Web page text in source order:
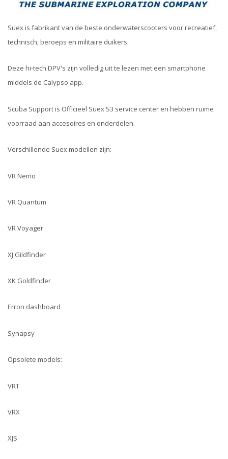
Suex is fabrikant van de beste onderwaterscooters voor recreatief,
technisch, beroeps en militaire duikers.
Deze hi-tech DPV's zijn volledig uit te lezen met een smartphone
middels de Calypso app.
Scuba Support is Officieel Suex S3 service center en hebben ruime
voorraad aan accesoires en onderdelen.
Verschillende Suex modellen zijn:
VR Nemo
VR Quantum
VR Voyager
XJ Gildfinder
XK Goldfinder
Erron dashboard
Synapsy
Opsolete models:
VRT
VRX
XJS